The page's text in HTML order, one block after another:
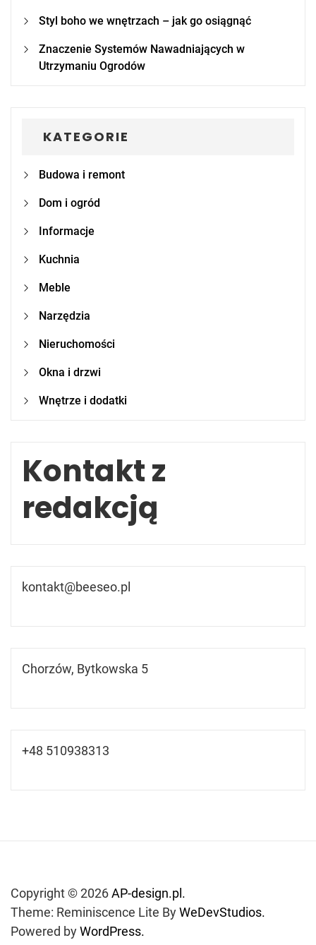
Styl boho we wnętrzach – jak go osiągnąć
Znaczenie Systemów Nawadniających w
Utrzymaniu Ogrodów
KATEGORIE
Budowa i remont
Dom i ogród
Informacje
Kuchnia
Meble
Narzędzia
Nieruchomości
Okna i drzwi
Wnętrze i dodatki
Kontakt z
redakcją
kontakt@beeseo.pl
Chorzów, Bytkowska 5
+48 510938313
Copyright © 2026AP-design.pl.
Theme: Reminiscence Lite ByWeDevStudios.
Powered byWordPress.